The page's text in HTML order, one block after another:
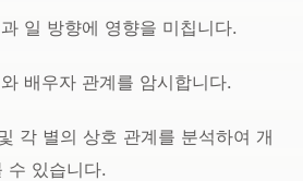
일 방향에 영향을 미칩니다.
배우자 관계를 암시합니다.
각 별의 상호 관계를 분석하여 개
수 있습니다.